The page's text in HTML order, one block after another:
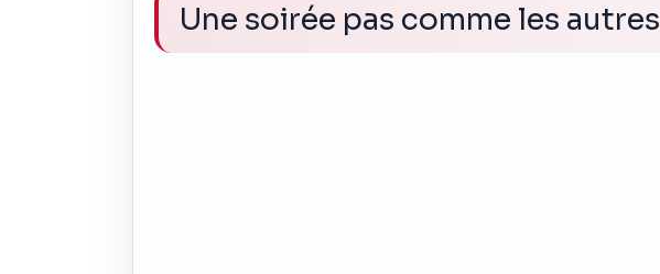
Une soirée pas comme les autres